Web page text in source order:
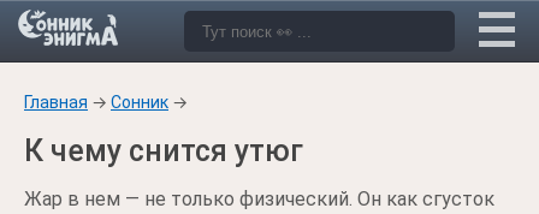
Главная → Сонник →
К чему снится утюг
Жар в нем — не только физический. Он как сгусток